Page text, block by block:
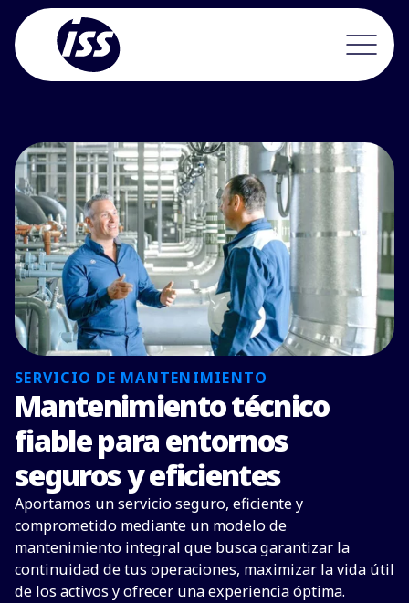
SERVICIO DE MANTENIMIENTO
Mantenimiento técnico
fiable para entornos
seguros y eficientes
Aportamos un servicio seguro, eficiente y
comprometido mediante un modelo de
mantenimiento integral que busca garantizar la
continuidad de tus operaciones, maximizar la vida útil
de los activos y ofrecer una experiencia óptima.